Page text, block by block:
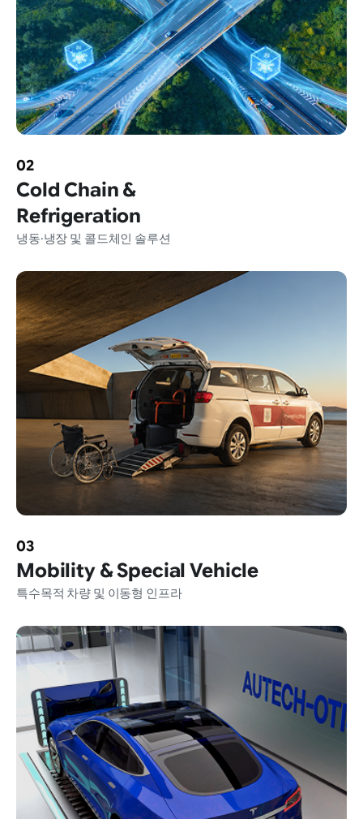
02
Cold Chain &
Refrigeration
냉동·냉장 및 콜드체인 솔루션
03
Mobility &Special Vehicle
특수목적 차량 및 이동형 인프라